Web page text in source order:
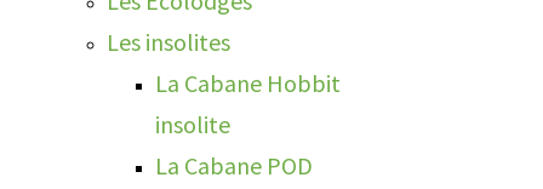
Les insolites
La Cabane Hobbit
insolite
La Cabane POD